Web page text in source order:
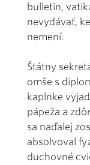
bulletin,
nevydávať,
nemení.
Štátny
omše s
kaplnke
pápeža a
sa naďalej
absolvoval
duchovné